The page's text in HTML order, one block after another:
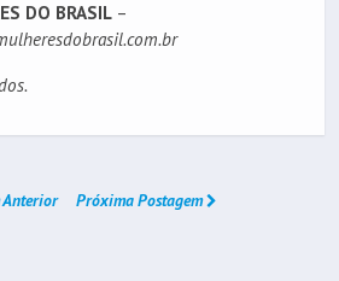
DO BRASIL –
Anterior Próxima Postagem